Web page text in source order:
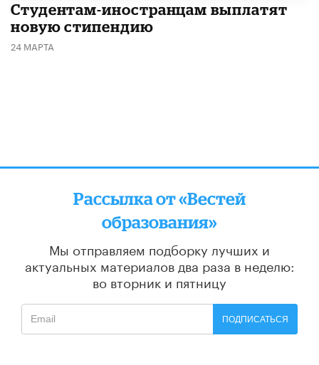
Студентам-иностранцам выплатят
новую стипендию
24 МАРТА
Рассылка от «Вестей
образования»
Мы отправляем подборку лучших и
актуальных материалов два раза в неделю:
во вторник и пятницу
ПОДПИСАТЬСЯ